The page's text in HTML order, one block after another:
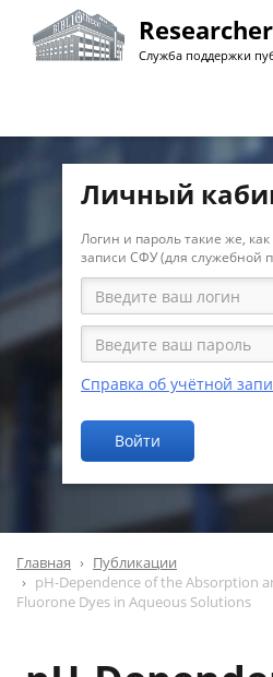
Перейти
основному
Служба поддержки
Личный
Логин и пароль такие же,
записи СФУ (для служебной
Справка об учётной
Войти
Главная
Публикации
pH-Dependence of the Absorption
Fluorone Dyes in Aqueous Solutions